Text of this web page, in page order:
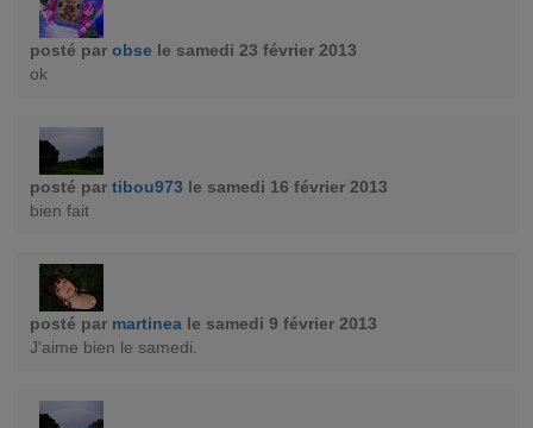
posté par obse le samedi 23 février 2013
ok
posté par tibou973 le samedi 16 février 2013
bien fait
posté par martinea le samedi 9 février 2013
J'aime bien le samedi.